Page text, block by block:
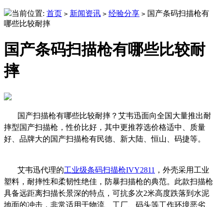
当前位置: 首页 > 新闻资讯 > 经验分享 > 国产条码扫描枪有
哪些比较耐摔
国产条码扫描枪有哪些比较耐
摔
国产扫描枪有哪些比较耐摔？艾韦迅面向全国大量推出耐
摔型国产扫描枪，性价比好，其中更推荐选价格适中、质量
好、品牌大的国产扫描枪有民德、新大陆、恒山、码捷等。
艾韦迅代理的工业级条码扫描枪IVY2811 ，外壳采用工业
塑料，耐摔性和柔韧性绝佳，防暴扫描枪的典范。此款扫描枪
具备远距离扫描长景深的特点，可抗多次2米高度跌落到水泥
地面的冲击，非常适用于物流、工厂、码头等工作环境恶劣、